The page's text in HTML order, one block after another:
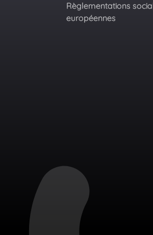
Règlementations
européennes